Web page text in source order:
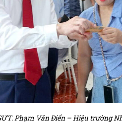
Phạm Văn Điển – Hiệu trường